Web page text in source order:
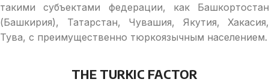
такими субъектами федерации, как Башкортостан
(Башкирия), Татарстан, Чувашия, Якутия, Хакасия,
Тува, с преимущественно тюркоязычным населением.
THE TURKIC FACTOR